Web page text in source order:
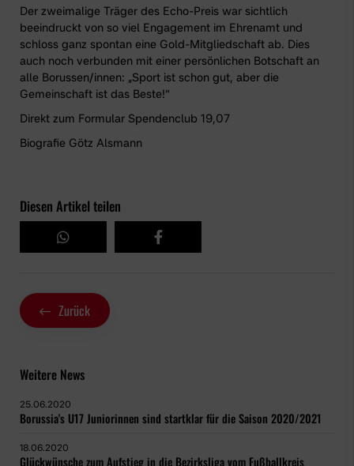
Der zweimalige Träger des Echo-Preis war sichtlich
beeindruckt von so viel Engagement im Ehrenamt und
schloss ganz spontan eine Gold-Mitgliedschaft ab. Dies
auch noch verbunden mit einer persönlichen Botschaft an
alle Borussen/innen: „Sport ist schon gut, aber die
Gemeinschaft ist das Beste!“
Direkt zum Formular Spendenclub 19,07
Biografie Götz Alsmann
Diesen Artikel teilen
Zurück
Weitere News
25.06.2020
Borussia's U17 Juniorinnen sind startklar für die Saison 2020/2021
18.06.2020
Glückwünsche zum Aufstieg in die Bezirksliga vom Fußballkreis